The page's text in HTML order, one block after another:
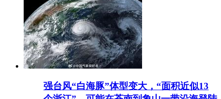
强台风“白海豚”体型变大，“面积近似13